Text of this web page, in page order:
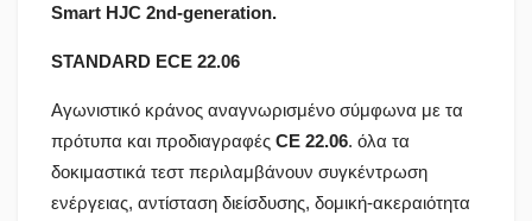
Smart HJC 2nd-generation.
STANDARD ECE 22.06
Αγωνιστικό κράνος αναγνωρισμένο σύμφωνα με τα
πρότυπα και προδιαγραφές CE 22.06. όλα τα
δοκιμαστικά τεστ περιλαμβάνουν συγκέντρωση
ενέργειας, αντίσταση διείσδυσης, δομική-ακεραιότητα